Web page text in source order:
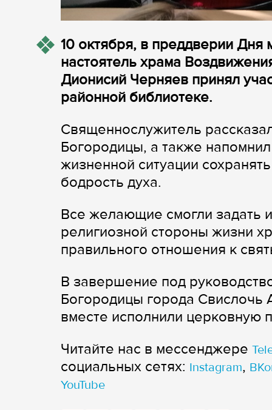
10 октября, в преддверии
настоятель храма
Дионисий Черняев принял
районной библиотеке.
Священнослужитель
Богородицы, а также
жизненной ситуации
бодрость духа.
Все желающие смогли задать
религиозной стороны жизни
правильного отношения к
В завершение под
Богородицы города Свислочь
вместе исполнили церковную
Читайте нас в мессенджере
cоциальных сетях: Instagram,
YouTube